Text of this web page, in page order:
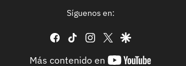
Síguenos en:
facebook
tiktok instagram
twittergoogle
Más contenido en
youtube-